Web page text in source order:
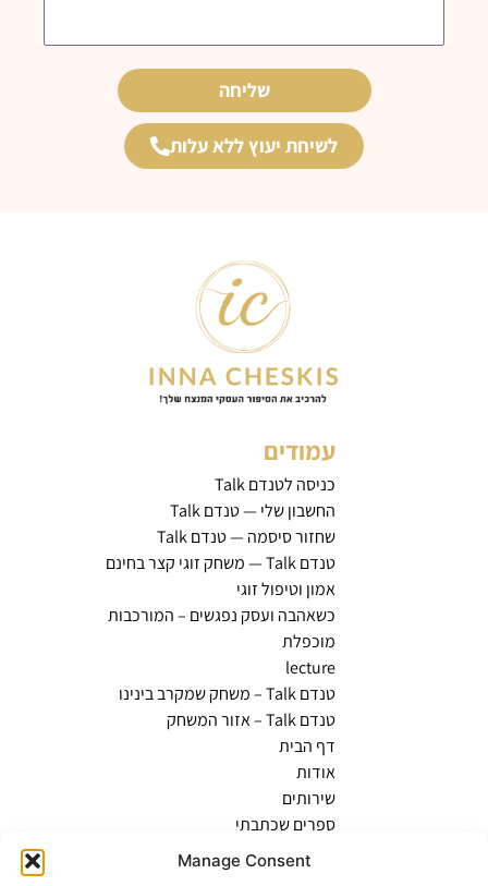
Manage Consent
שליחה
לשיחת יעוץ ללא עלות
עמודים
כניסה לטנדם Talk
החשבון שלי — טנדם Talk
שחזור סיסמה — טנדם Talk
טנדם Talk — משחק זוגי קצר בחינם
אמון וטיפול זוגי
כשאהבה ועסק נפגשים – המורכבות
מוכפלת
lecture
טנדם Talk – משחק שמקרב בינינו
טנדם Talk – אזור המשחק
דף הבית
אודות
שירותים
ספרים שכתבתי
בלוג